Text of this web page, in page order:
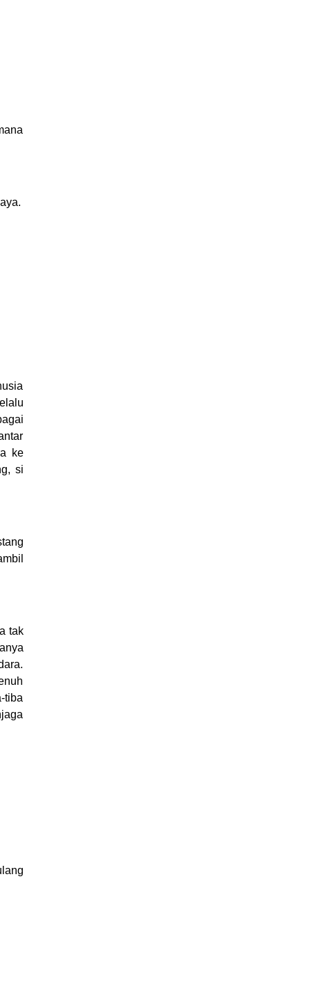
ke
si
tak
tiba